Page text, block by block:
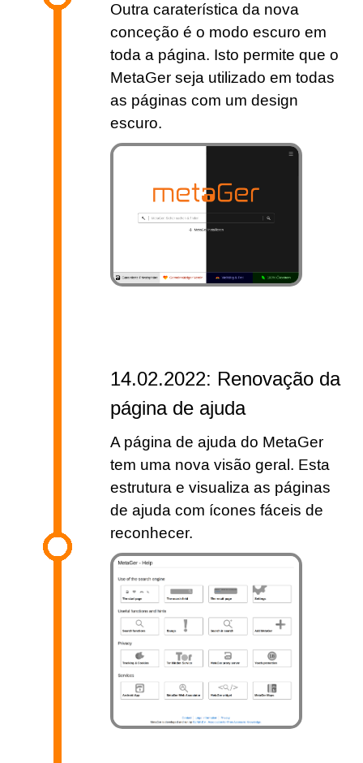
Outra caraterística da nova
conceção é o modo escuro em
toda a página. Isto permite que o
MetaGer seja utilizado em todas
as páginas com um design
escuro.
14.02.2022: Renovação da
página de ajuda
A página de ajuda do MetaGer
tem uma nova visão geral. Esta
estrutura e visualiza as páginas
de ajuda com ícones fáceis de
reconhecer.